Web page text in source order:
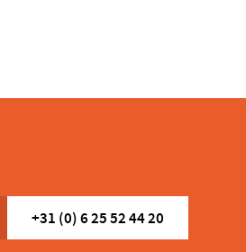
+31 (0) 6 25 52 44 20